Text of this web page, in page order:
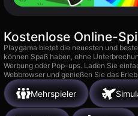
Kostenlose Online-
Playgama bietet die neuesten und
können Spaß haben, ohne
Werbung oder Pop-ups. Laden Sie
Webbrowser und genießen Sie das
Mehrspieler